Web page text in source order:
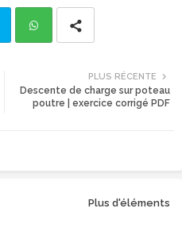
ats
PLUS RÉCENTE
Descente de charge sur poteau
poutre | exercice corrigé PDF
Plus d'éléments